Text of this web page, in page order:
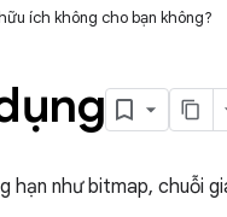
ích không cho bạn không?
hạn như bitmap, chuỗi